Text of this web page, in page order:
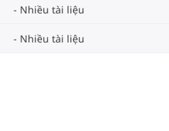
Nhiều tài liệu
Nhiều tài liệu